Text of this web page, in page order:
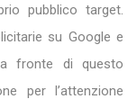
pubblico target.
su Google e
fronte di questo
per l’attenzione